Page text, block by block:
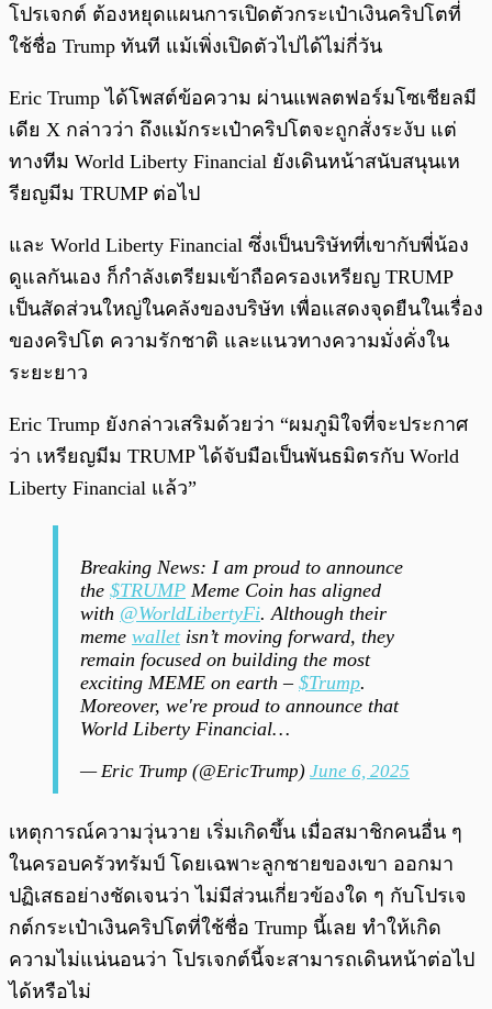
โปรเจกต์ ต้องหยุดแผนการเปิดตัวกระเป๋าเงินคริปโตที่
ใช้ชื่อ Trump ทันที แม้เพิ่งเปิดตัวไปได้ไม่กี่วัน
Eric Trump ได้โพสต์ข้อความ ผ่านแพลตฟอร์มโซเชียลมี
เดีย X กล่าวว่า ถึงแม้กระเป๋าคริปโตจะถูกสั่งระงับ แต่
ทางทีม World Liberty Financial ยังเดินหน้าสนับสนุนเห
รียญมีม TRUMP ต่อไป
และ World Liberty Financial ซึ่งเป็นบริษัทที่เขากับพี่น้อง
ดูแลกันเอง ก็กำลังเตรียมเข้าถือครองเหรียญ TRUMP
เป็นสัดส่วนใหญ่ในคลังของบริษัท เพื่อแสดงจุดยืนในเรื่อง
ของคริปโต ความรักชาติ และแนวทางความมั่งคั่งใน
ระยะยาว
Eric Trump ยังกล่าวเสริมด้วยว่า “ผมภูมิใจที่จะประกาศ
ว่า เหรียญมีม TRUMP ได้จับมือเป็นพันธมิตรกับ World
Liberty Financial แล้ว”
Breaking News: I am proud to announce
the $TRUMP Meme Coin has aligned
with @WorldLibertyFi. Although their
meme walletisn’t moving forward, they
remain focused on building the most
exciting MEME on earth – $Trump.
Moreover, we're proud to announce that
World Liberty Financial…
— Eric Trump (@EricTrump) June 6, 2025
เหตุการณ์ความวุ่นวาย เริ่มเกิดขึ้น เมื่อสมาชิกคนอื่น ๆ
ในครอบครัวทรัมป์ โดยเฉพาะลูกชายของเขา ออกมา
ปฏิเสธอย่างชัดเจนว่า ไม่มีส่วนเกี่ยวข้องใด ๆ กับโปรเจ
กต์กระเป๋าเงินคริปโตที่ใช้ชื่อ Trump นี้เลย ทำให้เกิด
ความไม่แน่นอนว่า โปรเจกต์นี้จะสามารถเดินหน้าต่อไป
ได้หรือไม่